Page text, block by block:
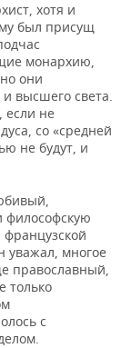
хотя и
был присущ
монархию,
они
высшего света.
если не
со «средней
не будут, и
философскую
уважал, многое
православный,
только
с